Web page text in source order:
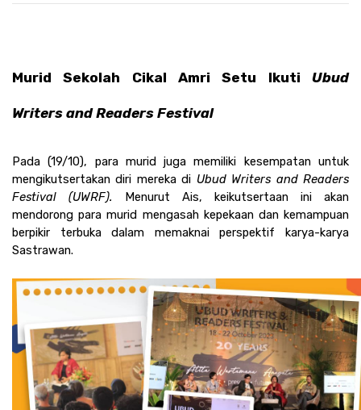
Murid Sekolah Cikal Amri Setu Ikuti Ubud
Writers and Readers Festival
Pada (19/10), para murid juga memiliki kesempatan untuk
mengikutsertakan diri mereka di Ubud Writers and Readers
Festival (UWRF). Menurut Ais, keikutsertaan ini akan
mendorong para murid mengasah kepekaan dan kemampuan
berpikir terbuka dalam memaknai perspektif karya-karya
Sastrawan.